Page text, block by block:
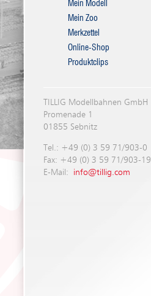
Mein Modell
Mein Zoo
Merkzettel
Online-Shop
Produktclips
TILLIG Modellbahnen GmbH
Promenade 1
01855 Sebnitz
Tel.: +49 (0) 3 59 71/903-0
Fax: +49 (0) 3 59 71/903-19
E-Mail: info@tillig.com